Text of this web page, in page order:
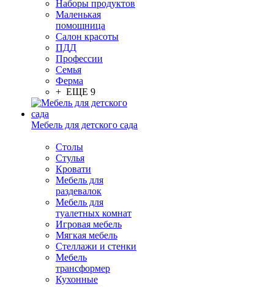
Наборы продуктов
Маленькая
помощница
Салон красоты
ПДД
Профессии
Семья
Ферма
+ ЕЩЕ 9
Мебель для детского сада
Столы
Cтулья
Кровати
Мебель для
раздевалок
Мебель для
туалетных комнат
Игровая мебель
Мягкая мебель
Стеллажи и стенки
Мебель
трансформер
Кухонные